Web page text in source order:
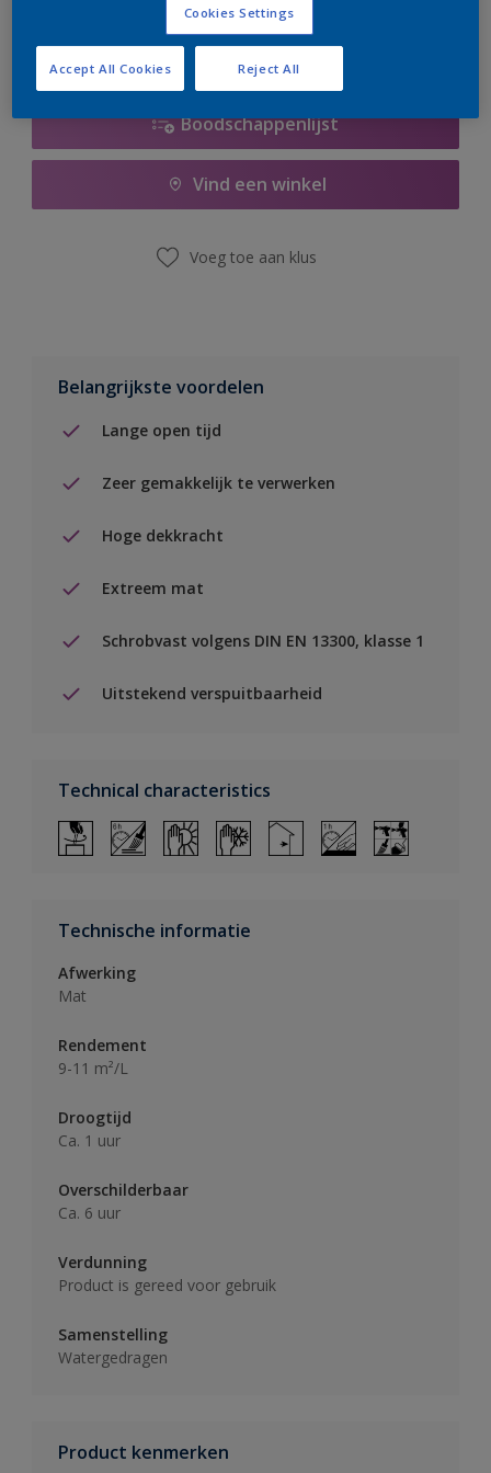
Boodschappenlijst
Vind een winkel
Voeg toe aan klus
Belangrijkste voordelen
Lange open tijd
Zeer gemakkelijk te verwerken
Hoge dekkracht
Extreem mat
Schrobvast volgens DIN EN 13300, klasse 1
Uitstekend verspuitbaarheid
Technical characteristics
Technische informatie
Afwerking
Mat
Rendement
9-11 m²/L
Droogtijd
Ca. 1 uur
Overschilderbaar
Ca. 6 uur
Verdunning
Product is gereed voor gebruik
Samenstelling
Watergedragen
Product kenmerken
Cookies Settings
Reject All
Accept All Cookies